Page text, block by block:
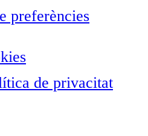
preferències
de privacitat